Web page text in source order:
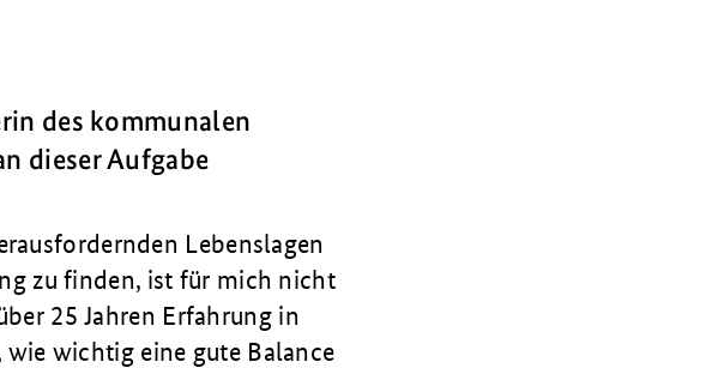
des kommunalen
dieser Aufgabe
Lebenslagen
zu finden, ist für mich nicht
25 Jahren Erfahrung in
wichtig eine gute Balance